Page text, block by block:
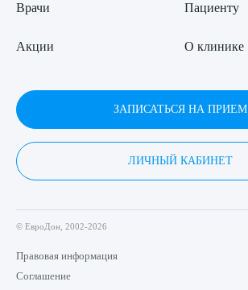
Врачи
Акции
Пациенту
О клинике
ЗАПИСАТЬСЯ НА ПРИЕМ
ЛИЧНЫЙ КАБИНЕТ
© ЕвроДон, 2002-2026
Правовая информация
Соглашение